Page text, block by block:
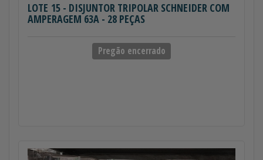
LOTE 15 - DISJUNTOR TRIPOLAR SCHNEIDER COM
AMPERAGEM 63A - 28 PEÇAS
Pregão encerrado